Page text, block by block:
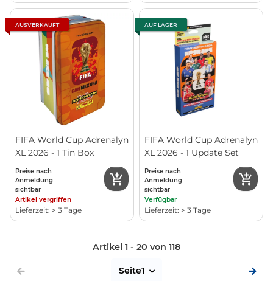
FIFA World Cup Adrenalyn
XL 2026 - 1 Tin Box
AUSVERKAUFT
Preise nach
Anmeldung
sichtbar
Artikel vergriffen
Lieferzeit: > 3 Tage
FIFA World Cup Adrenalyn
XL 2026 - 1 Update Set
AUF LAGER
Preise nach
Anmeldung
sichtbar
Verfügbar
Lieferzeit: > 3 Tage
Artikel 1 - 20 von 118
Seite1